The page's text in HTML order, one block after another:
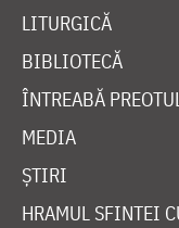
LITURGICĂ
BIBLIOTECĂ
ÎNTREABĂ
MEDIA
ȘTIRI
HRAMUL SFINTEI